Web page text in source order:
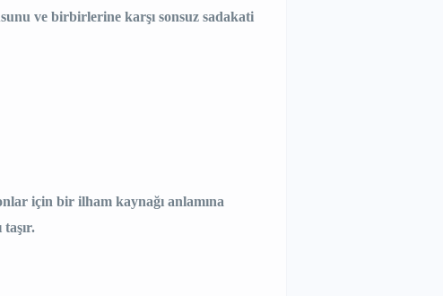
ve birbirlerine karşı sonsuz sadakati
için bir ilham kaynağı anlamına